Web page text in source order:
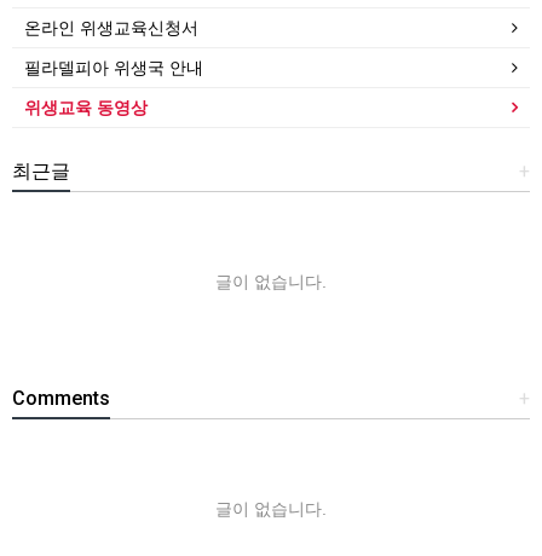
온라인 위생교육신청서
필라델피아 위생국 안내
위생교육 동영상
+
최근글
글이 없습니다.
+
Comments
글이 없습니다.